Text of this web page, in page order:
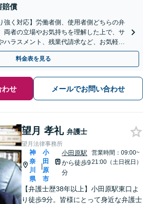
賠償
強く対応】労働者側、使用者側どちらの弁
両者の立場やお気持ちを理解した上で、サ
ハラスメント、残業代請求など、お気軽に
間面談可】
料金表を見る
わせ メールでお問い合わせ
望月 孝礼 弁護士
望月法律事務所
神
奈
川
県
|
小
田
原
市
小田原駅
から徒歩9
分
営業時間：09:00~
21:00（土日祝日）
【弁護士歴38年以上】小田原駅東口よ
り徒歩9分。皆様にとって身近な弁護士